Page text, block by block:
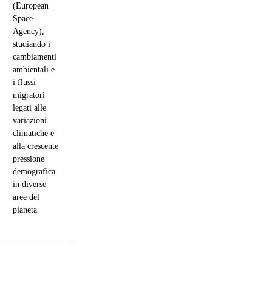
(European
Space
Agency),
studiando i
cambiamenti
ambientali e
i flussi
migratori
legati alle
variazioni
climatiche e
alla crescente
pressione
demografica
in diverse
aree del
pianeta